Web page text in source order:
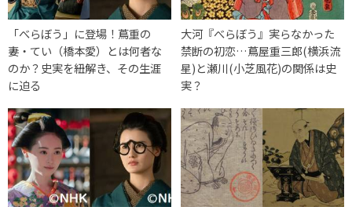
「べらぼう」に登場！蔦重の
妻・てい（橋本愛）とは何者な
のか？史実を紐解き、その生涯
に迫る
大河『べらぼう』実らなかった
禁断の初恋…蔦屋重三郎(横浜流
星)と瀬川(小芝風花)の関係は史
実？